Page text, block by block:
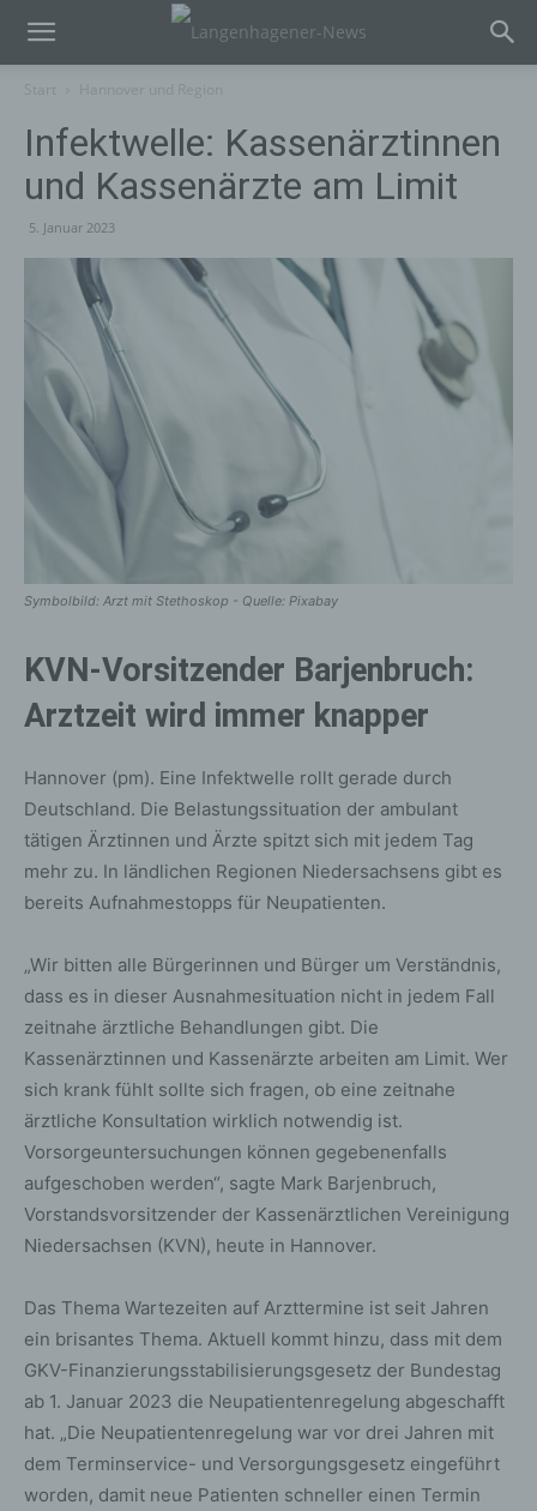
Infektwelle: Kassenärztinnen
und Kassenärzte am Limit
5. Januar 2023
Symbolbild: Arzt mit Stethoskop - Quelle: Pixabay
KVN-Vorsitzender Barjenbruch:
Arztzeit wird immer knapper
Hannover (pm). Eine Infektwelle rollt gerade durch
Deutschland. Die Belastungssituation der ambulant
tätigen Ärztinnen und Ärzte spitzt sich mit jedem Tag
mehr zu. In ländlichen Regionen Niedersachsens gibt es
bereits Aufnahmestopps für Neupatienten.
„Wir bitten alle Bürgerinnen und Bürger um Verständnis,
dass es in dieser Ausnahmesituation nicht in jedem Fall
zeitnahe ärztliche Behandlungen gibt. Die
Kassenärztinnen und Kassenärzte arbeiten am Limit. Wer
sich krank fühlt sollte sich fragen, ob eine zeitnahe
ärztliche Konsultation wirklich notwendig ist.
Vorsorgeuntersuchungen können gegebenenfalls
aufgeschoben werden“, sagte Mark Barjenbruch,
Vorstandsvorsitzender der Kassenärztlichen Vereinigung
Niedersachsen (KVN), heute in Hannover.
Das Thema Wartezeiten auf Arzttermine ist seit Jahren
ein brisantes Thema. Aktuell kommt hinzu, dass mit dem
GKV-Finanzierungsstabilisierungsgesetz der Bundestag
ab 1. Januar 2023 die Neupatientenregelung abgeschafft
hat. „Die Neupatientenregelung war vor drei Jahren mit
dem Terminservice- und Versorgungsgesetz eingeführt
worden, damit neue Patienten schneller einen Termin